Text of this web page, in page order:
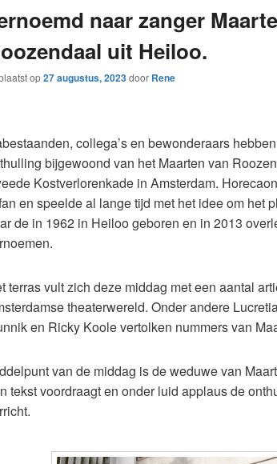
naar zanger
uit Heiloo.
op27 augustus, 2023door Rene
collega’s en bewonderaars
bijgewoond van het Maarten van
Kostverlorenkade in Amsterdam.
en speelde al lange tijd met het idee om het
de in 1962 in Heiloo geboren en in 2013
terras vult zich deze middag met een aantal
theaterwereld. Onder andere
en Ricky Koole vertolken nummers van
van de middag is de weduwe van
tekst voordraagt en onder luid applaus de